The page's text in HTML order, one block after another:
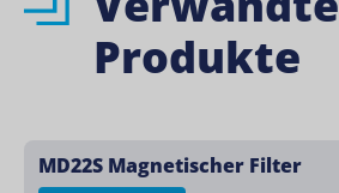
Produkte
MD22S Magnetischer Filter